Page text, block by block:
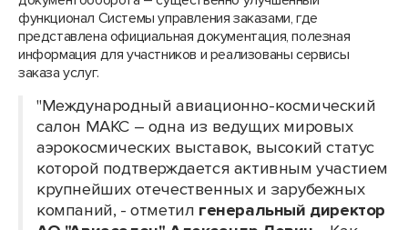
функционал Системы управления заказами, где
представлена официальная документация, полезная
информация для участников и реализованы сервисы
заказа услуг.
"Международный авиационно-космический
салон МАКС – одна из ведущих мировых
аэрокосмических выставок, высокий статус
которой подтверждается активным участием
крупнейших отечественных и зарубежных
компаний, - отметил генеральный директор